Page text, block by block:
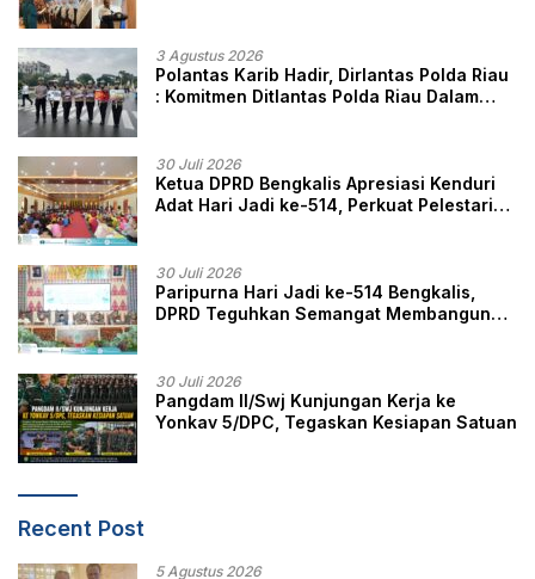
3 Agustus 2026
Polantas Karib Hadir, Dirlantas Polda Riau
: Komitmen Ditlantas Polda Riau Dalam
30 Juli 2026
Ketua DPRD Bengkalis Apresiasi Kenduri
Adat Hari Jadi ke-514, Perkuat Pelestarian
30 Juli 2026
Paripurna Hari Jadi ke-514 Bengkalis,
DPRD Teguhkan Semangat Membangun
30 Juli 2026
Pangdam II/Swj Kunjungan Kerja ke
Yonkav 5/DPC, Tegaskan Kesiapan Satuan
Recent Post
5 Agustus 2026